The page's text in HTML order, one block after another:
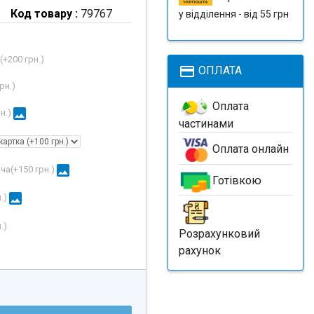
Код товару : 79767
200 грн.)
)
) image
150 грн.) image
) image
)
у відділення - від 55 грн
payment ОПЛАТА
Оплата
частинами
Оплата онлайн
Готівкою
Розрахунковий
рахунок